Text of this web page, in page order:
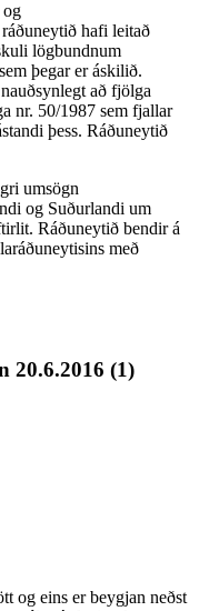
og
hafi leitað
lögbundnum
þegar er áskilið.
að fjölga
nr. 50/1987 sem fjallar
þess. Ráðuneytið
umsögn
og Suðurlandi um
Ráðuneytið bendir á
með
20.6.2016 (1)
og eins er beygjan neðst